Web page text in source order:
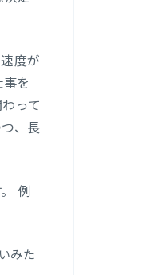
度が
を
って
、長
例
みた